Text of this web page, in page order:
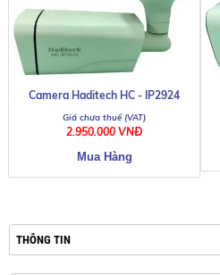
Camera Haditech HC - IP2924
2.950.000 VNĐ
THÔNG TIN